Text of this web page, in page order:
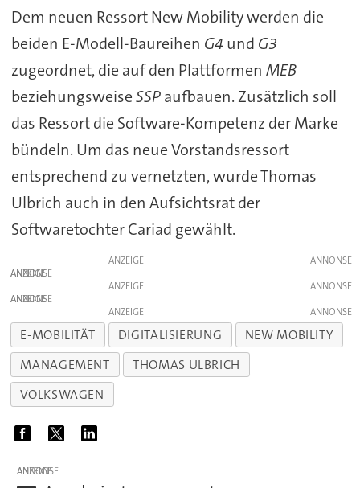
Dem neuen Ressort New Mobility werden die
beiden E-Modell-Baureihen G4und G3
zugeordnet, die auf den Plattformen MEB
beziehungsweiseSSPaufbauen. Zusätzlich soll
das Ressort die Software-Kompetenz der Marke
bündeln. Um das neue Vorstandsressort
entsprechend zu vernetzten, wurde Thomas
Ulbrich auch in den Aufsichtsrat der
Softwaretochter Cariad gewählt.
ANZEIGE
ANZEIGE
ANZEIGE
ANZEIGE
ANZEIGE
E-MOBILITÄT DIGITALISIERUNG
NEW MOBILITY
MANAGEMENT
THOMAS ULBRICH
VOLKSWAGEN
ANZEIGE